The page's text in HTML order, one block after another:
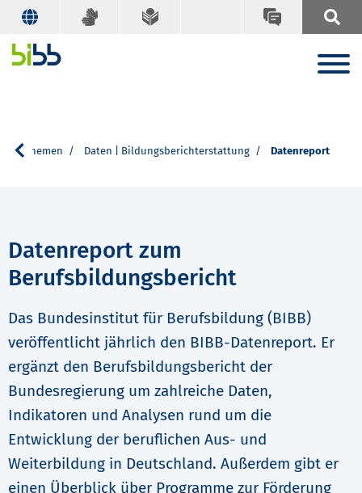
Die Themen Daten | Bildungsberichterstattung Datenreport
Datenreport zum
Berufsbildungsbericht
Das Bundesinstitut für Berufsbildung (BIBB)
veröffentlicht jährlich den BIBB-Datenreport. Er
ergänzt den Berufsbildungsbericht der
Bundesregierung um zahlreiche Daten,
Indikatoren und Analysen rund um die
Entwicklung der beruflichen Aus- und
Weiterbildung in Deutschland. Außerdem gibt er
einen Überblick über Programme zur Förderung